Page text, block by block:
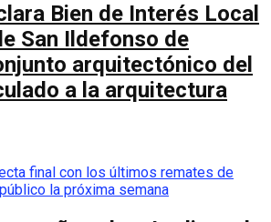
Bien de Interés Local
San Ildefonso de
arquitectónico del
a la arquitectura